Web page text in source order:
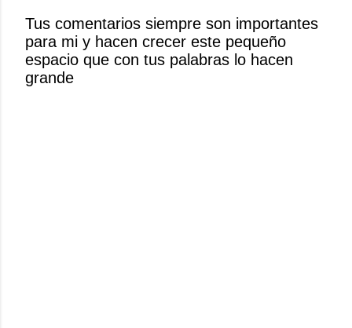
u
n
c
o
Tus comentarios siempre son importantes
para mi y hacen crecer este pequeño
espacio que con tus palabras lo hacen
grande